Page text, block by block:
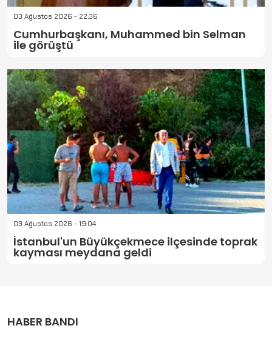
03 Ağustos 2026 - 22:36
Cumhurbaşkanı, Muhammed bin Selman
ile görüştü
03 Ağustos 2026 - 19:04
İstanbul'un Büyükçekmece ilçesinde toprak
kayması meydana geldi
HABER BANDI